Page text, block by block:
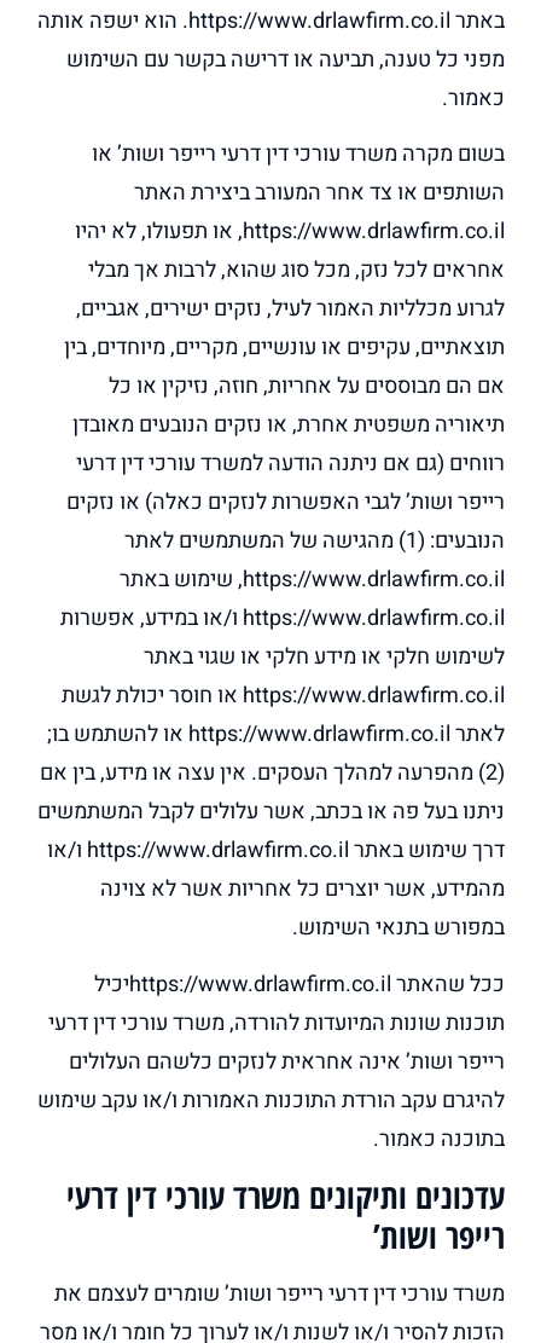
באתר https://www.drlawfirm.co.il. הוא ישפה אותה
מפני כל טענה, תביעה או דרישה בקשר עם השימוש
כאמור.
בשום מקרה משרד עורכי דין דרעי רייפר ושות’ או
השותפים או צד אחר המעורב ביצירת האתר
https://www.drlawfirm.co.il, או תפעולו, לא יהיו
אחראים לכל נזק, מכל סוג שהוא, לרבות אך מבלי
לגרוע מכלליות האמור לעיל, נזקים ישירים, אגביים,
תוצאתיים, עקיפים או עונשיים, מקריים, מיוחדים, בין
אם הם מבוססים על אחריות, חוזה, נזיקין או כל
תיאוריה משפטית אחרת, או נזקים הנובעים מאובדן
רווחים (גם אם ניתנה הודעה למשרד עורכי דין דרעי
רייפר ושות’ לגבי האפשרות לנזקים כאלה) או נזקים
הנובעים: (1) מהגישה של המשתמשים לאתר
https://www.drlawfirm.co.il, שימוש באתר
https://www.drlawfirm.co.il ו/או במידע, אפשרות
לשימוש חלקי או מידע חלקי או שגוי באתר
https://www.drlawfirm.co.il או חוסר יכולת לגשת
לאתר https://www.drlawfirm.co.il או להשתמש בו;
(2) מהפרעה למהלך העסקים. אין עצה או מידע, בין אם
ניתנו בעל פה או בכתב, אשר עלולים לקבל המשתמשים
דרך שימוש באתר https://www.drlawfirm.co.il ו/או
מהמידע, אשר יוצרים כל אחריות אשר לא צוינה
במפורש בתנאי השימוש.
ככל שהאתר https://www.drlawfirm.co.ilיכיל
תוכנות שונות המיועדות להורדה, משרד עורכי דין דרעי
רייפר ושות’ אינה אחראית לנזקים כלשהם העלולים
להיגרם עקב הורדת התוכנות האמורות ו/או עקב שימוש
בתוכנה כאמור.
עדכונים ותיקונים משרד עורכי דין דרעי
רייפר ושות’
משרד עורכי דין דרעי רייפר ושות’ שומרים לעצמם את
הזכות להסיר ו/או לשנות ו/או לערוך כל חומר ו/או מסר